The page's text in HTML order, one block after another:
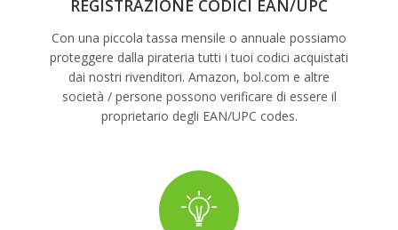
REGISTRAZIONE CODICI EAN/UPC
Con una piccola tassa mensile o annuale possiamo
proteggere dalla pirateria tutti i tuoi codici acquistati
dai nostri rivenditori. Amazon, bol.com e altre
società / persone possono verificare di essere il
proprietario degli EAN/UPC codes.